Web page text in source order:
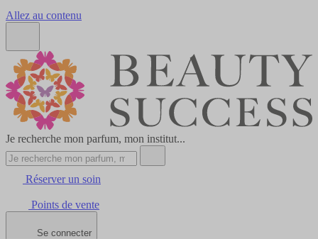
Allez au contenu
Je recherche mon parfum, mon institut...
Réserver un soin
Points de vente
Se connecter